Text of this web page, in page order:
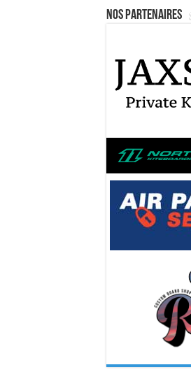
Nos Partenaires